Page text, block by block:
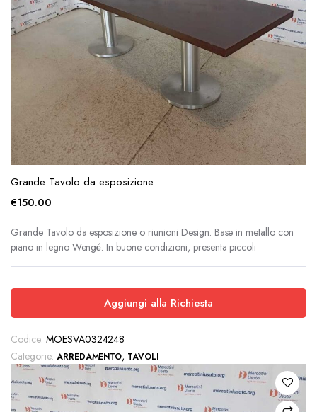
Grande Tavolo da esposizione
€150.00
Grande Tavolo da esposizione o riunioni Design. Base in metallo con
piano in legno Wengé. In buone condizioni, presenta piccoli
Aggiungi alla Richiesta
Codice: MOESVA0324248
Categorie: ARREDAMENTO, TAVOLI